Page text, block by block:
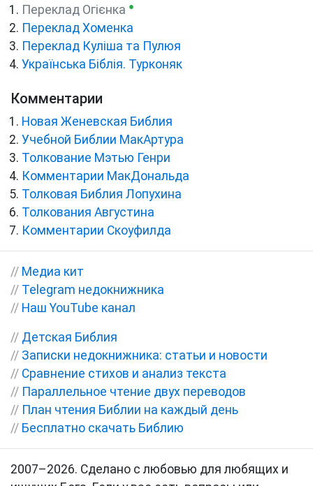
Переклад Огієнка ●
Переклад Хоменка
Переклад Куліша та Пулюя
Українська Біблія. Турконяк
Комментарии
Новая Женевская Библия
Учебной Библии МакАртура
Толкование Мэтью Генри
Комментарии МакДональда
Толковая Библия Лопухина
Толкования Августина
Комментарии Скоуфилда
// Медиа кит
// Telegram недокнижника
// Наш YouTube канал
// Детская Библия
// Записки недокнижника: статьи и новости
// Сравнение стихов и анализ текста
// Параллельное чтение двух переводов
// План чтения Библии на каждый день
// Бесплатно скачать Библию
2007–2026. Сделано с любовью для любящих и